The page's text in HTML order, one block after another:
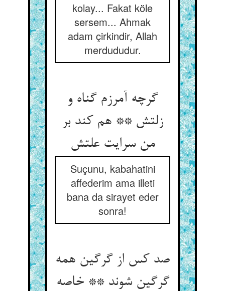
kolay... Fakat köle
sersem... Ahmak
adam çirkindir, Allah
merdududur.
گرچه آمرزم گناه و
زلتش ** هم کند بر
من سرایت علتش
Suçunu, kabahatini
affederim ama illeti
bana da sirayet eder
sonra!
صد کس از گرگین همه
گرگین شوند ** خاصه